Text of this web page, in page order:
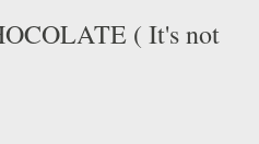
( It's not